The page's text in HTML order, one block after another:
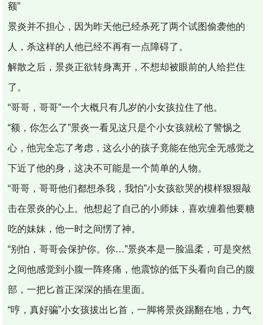
额”
景炎并不担心，因为昨天他已经杀死了两个试图偷袭他的
人，杀这样的人他已经不再有一点障碍了。
解散之后，景炎正欲转身离开，不想却被眼前的人给拦住
了。
“哥哥，哥哥”一个大概只有几岁的小女孩拉住了他。
“额，你怎么了”景炎一看见这只是个小女孩就松了警惕之
心，他完全忘了考虑，这么小的孩子竟能在他完全无感觉之
下近了他的身，这决不可能是一个简单的人物。
“哥哥，哥哥他们都想杀我，我怕”小女孩欲哭的模样狠狠敲
击在景炎的心上。他想起了自己的小师妹，喜欢缠着他要糖
吃的妹妹，他一时之间愣了神。
“别怕，哥哥会保护你。你…”景炎本是一脸温柔，可是突然
之间他感觉到小腹一阵疼痛，他震惊的低下头看向自己的腹
部，一把匕首正深深的插在里面。
“哼，真好骗”小女孩拔出匕首，一脚将景炎踢翻在地，力气